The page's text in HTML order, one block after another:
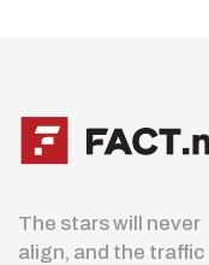
The stars will never
align, and the traffic